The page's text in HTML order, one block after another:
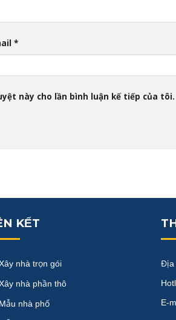
*
này cho lần bình luận kế tiếp của tôi.
KẾT
nhà trọn gói
nhà phần thô
Mẫu nhà phố
Địa
E-